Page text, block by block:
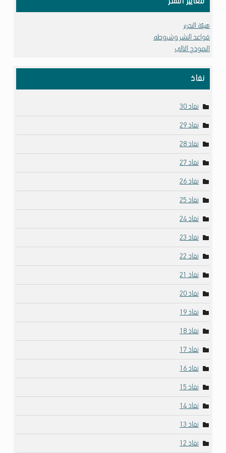
هيئة التحرير
قواعد النشر وشروطه
النموذج التالي
نفاذ
نفاذ 30
نفاذ 29
نفاذ 28
نفاذ 27
نفاذ 26
نفاذ 25
نفاذ 24
نفاذ 23
نفاذ 22
نفاذ 21
نفاذ 20
نفاذ 19
نفاذ 18
نفاذ 17
نفاذ 16
نفاذ 15
نفاذ 14
نفاذ 13
نفاذ 12